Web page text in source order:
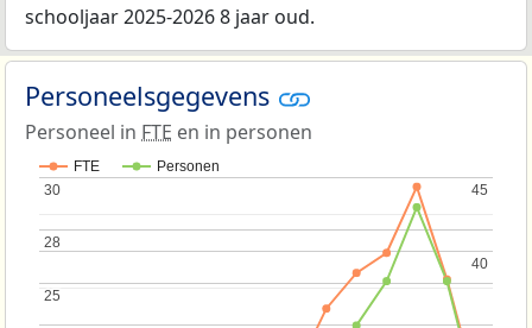
schooljaar 2025-2026 8 jaar oud.
Personeelsgegevens
Personeel in FTE en in personen
FTE Personen
25
25
28
28
30
30
40
40
45
45